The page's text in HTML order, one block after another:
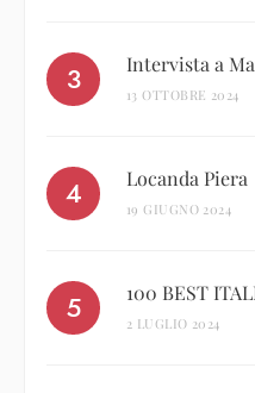
Intervista a
13 OTTOBRE 2024
Locanda Piera
19 GIUGNO 2024
100 BEST
2 LUGLIO 2024